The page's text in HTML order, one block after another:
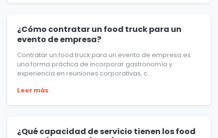
¿Cómo contratar un food truck para un
evento de empresa?
Contratar un food truck para un evento de empresa es
una forma práctica de incorporar gastronomía y
experiencia en reuniones corporativas, c...
Leer más
¿Qué capacidad de servicio tienen los food